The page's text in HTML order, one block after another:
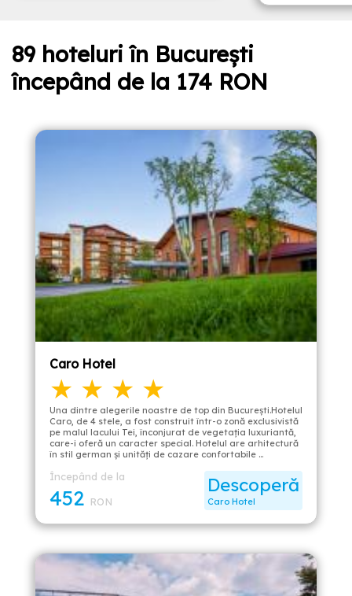
89 hoteluri în București
începând de la 174 RON
Caro Hotel
★ ★ ★ ★
Una dintre alegerile noastre de top din București.Hotelul
Caro, de 4 stele, a fost construit într-o zonă exclusivistă
pe malul lacului Tei, înconjurat de vegetația luxuriantă,
care-i oferă un caracter special. Hotelul are arhitectură
în stil german şi unități de cazare confortabile …
Descoperă
Caro Hotel
Începând de la
452 RON